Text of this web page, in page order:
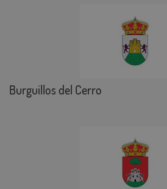
Burguillos del Cerro